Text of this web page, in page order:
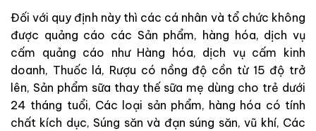
Đối với quy định này thì các cá nhân và tổ chức không
được quảng cáo các Sản phẩm, hàng hóa, dịch vụ
cấm quảng cáo như Hàng hóa, dịch vụ cấm kinh
doanh, Thuốc lá, Rượu có nồng độ cồn từ 15 độ trở
lên, Sản phẩm sữa thay thế sữa mẹ dùng cho trẻ dưới
24 tháng tuổi, Các loại sản phẩm, hàng hóa có tính
chất kích dục, Súng săn và đạn súng săn, vũ khí, Các